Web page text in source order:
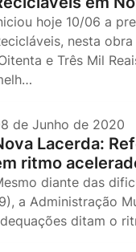
hoje 10/06 a
nesta
e Três Mil
de Junho de 2020
Lacerda:
ritmo
diante das
a Administração
ditam o